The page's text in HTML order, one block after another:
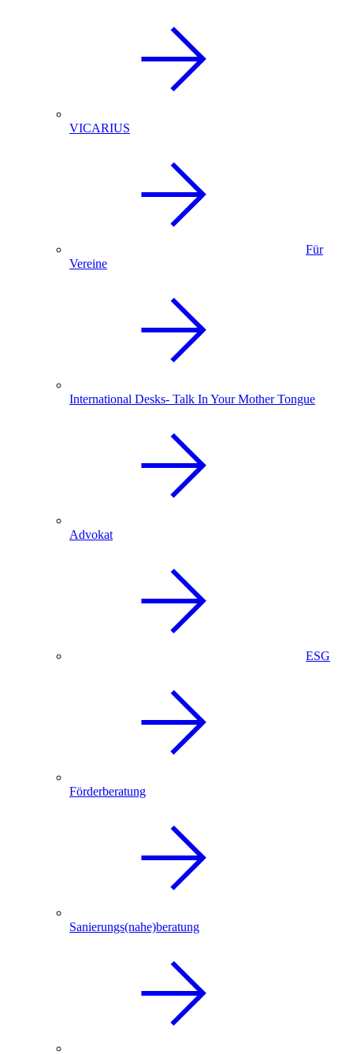
VICARIUS
Für
Vereine
International Desks- Talk In Your Mother Tongue
Advokat
ESG
Förderberatung
Sanierungs(nahe)beratung